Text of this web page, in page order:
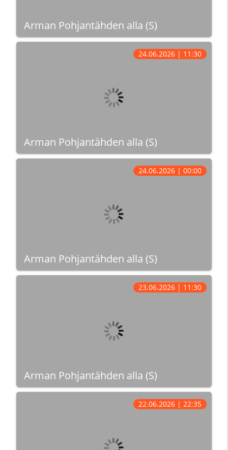
Arman Pohjantähden alla (S)
Arman Pohjantähden alla (S)
24.06.2026 | 11:30
Arman Pohjantähden alla (S)
24.06.2026 | 00:00
Arman Pohjantähden alla (S)
23.06.2026 | 11:30
22.06.2026 | 22:35